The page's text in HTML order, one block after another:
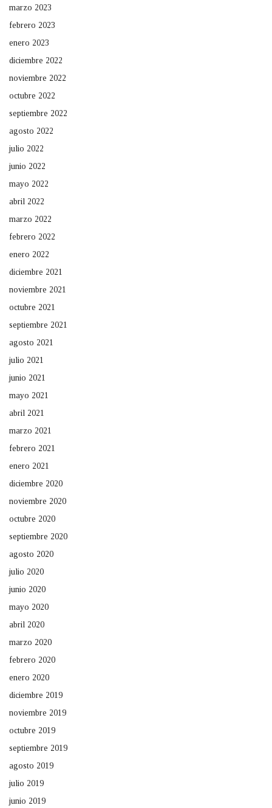
marzo 2023
febrero 2023
enero 2023
diciembre 2022
noviembre 2022
octubre 2022
septiembre 2022
agosto 2022
julio 2022
junio 2022
mayo 2022
abril 2022
marzo 2022
febrero 2022
enero 2022
diciembre 2021
noviembre 2021
octubre 2021
septiembre 2021
agosto 2021
julio 2021
junio 2021
mayo 2021
abril 2021
marzo 2021
febrero 2021
enero 2021
diciembre 2020
noviembre 2020
octubre 2020
septiembre 2020
agosto 2020
julio 2020
junio 2020
mayo 2020
abril 2020
marzo 2020
febrero 2020
enero 2020
diciembre 2019
noviembre 2019
octubre 2019
septiembre 2019
agosto 2019
julio 2019
junio 2019